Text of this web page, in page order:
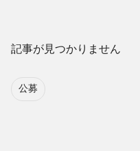
記事が見つかりません
公募